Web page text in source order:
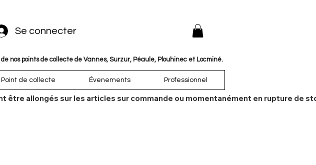
Se connecter
nos points de collecte de Vannes, Surzur, Péaule, Plouhinec et Locminé.
Point de collecte Évenements Professionnel
allongés sur les articles sur commande ou momentanément en rupture de